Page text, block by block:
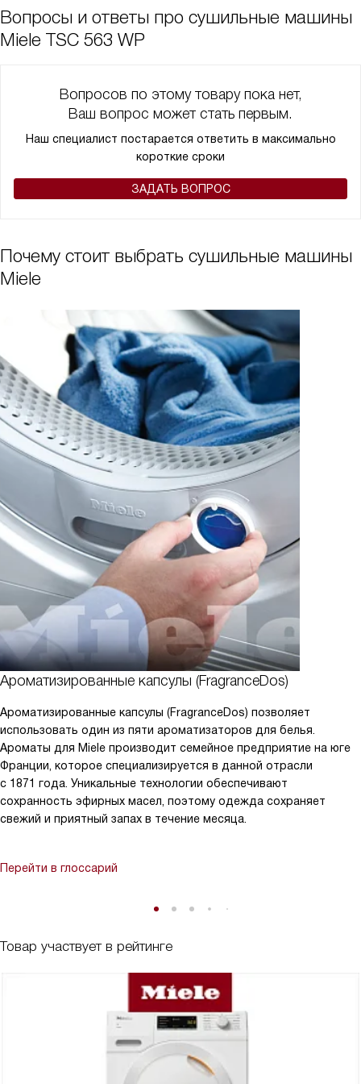
Товар участвует в рейтинге
Вопросы и ответы про сушильные машины
Miele TSC 563 WP
Вопросов по этому товару пока нет,
Ваш вопрос может стать первым.
Наш специалист постарается ответить в максимально
короткие сроки
ЗАДАТЬ ВОПРОС
Почему стоит выбрать сушильные машины
Miele
Ароматизированные капсулы (FragranceDos)
Ароматизированные капсулы (FragranceDos) позволяет
использовать один из пяти ароматизаторов для белья.
Ароматы для Miele производит семейное предприятие на юге
Франции, которое специализируется в данной отрасли
с 1871 года. Уникальные технологии обеспечивают
сохранность эфирных масел, поэтому одежда сохраняет
свежий и приятный запах в течение месяца.
Перейти в глоссарий